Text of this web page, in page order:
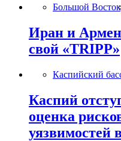
Большой
Иран и
свой «TRIPP»
Каспийский
Каспий
оценка
уязвимостей